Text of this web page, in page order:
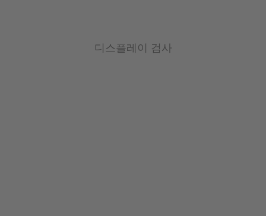
디스플레이 검사